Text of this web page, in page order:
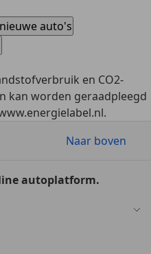
auto's
en CO2-
kan worden geraadpleegd
Naar boven
autoplatform.